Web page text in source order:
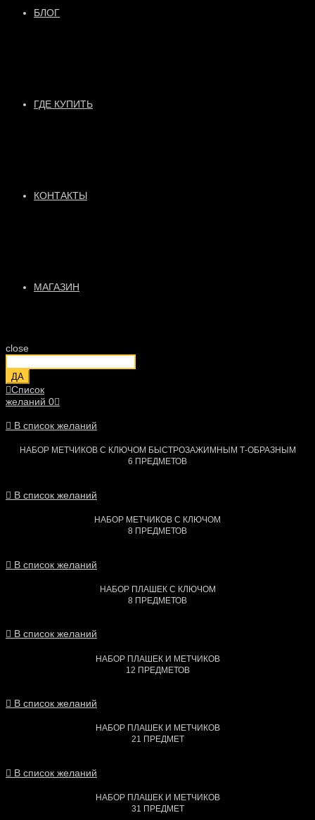
БЛОГ
ГДЕ КУПИТЬ
КОНТАКТЫ
МАГАЗИН
close
ДА
Список
желаний 0
В список желаний
НАБОР МЕТЧИКОВ С КЛЮЧОМ БЫСТРОЗАЖИМНЫМ Т-ОБРАЗНЫМ
6 ПРЕДМЕТОВ
В список желаний
НАБОР МЕТЧИКОВ С КЛЮЧОМ
8 ПРЕДМЕТОВ
В список желаний
НАБОР ПЛАШЕК С КЛЮЧОМ
8 ПРЕДМЕТОВ
В список желаний
НАБОР ПЛАШЕК И МЕТЧИКОВ
12 ПРЕДМЕТОВ
В список желаний
НАБОР ПЛАШЕК И МЕТЧИКОВ
21 ПРЕДМЕТ
В список желаний
НАБОР ПЛАШЕК И МЕТЧИКОВ
31 ПРЕДМЕТ